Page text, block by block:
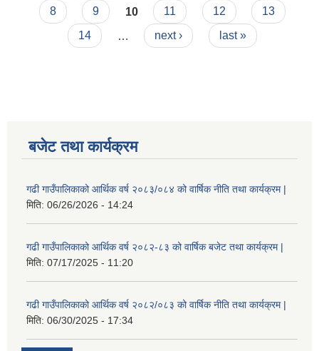
8
9 10 11 12
13
14
next › last »
बजेट तथा कार्यक्रम
गढी गाउँपालिकाको आर्थिक वर्ष २०८३/०८४ को वार्षिक नीति तथा कार्यक्रम |
मिति: 06/26/2026 - 14:24
गढी गाउँपालिकाको आर्थिक वर्ष २०८२-८३ को वार्षिक बजेट तथा कार्यक्रम |
मिति: 07/17/2025 - 11:20
गढी गाउँपालिकाको आर्थिक वर्ष २०८२/०८३ को वार्षिक नीति तथा कार्यक्रम |
मिति: 06/30/2025 - 17:34